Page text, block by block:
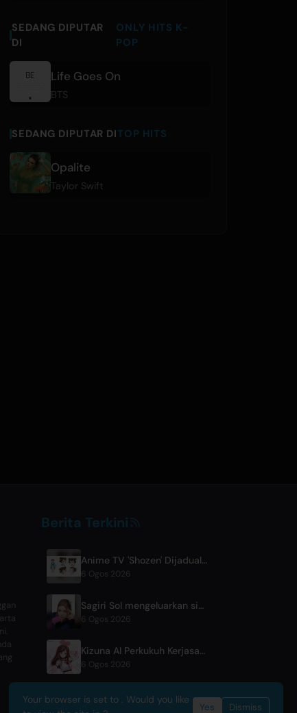
SEDANG DIPUTAR
DI
ONLY HITS K-
POP
Life Goes On
BTS
SEDANG DIPUTAR DITOP HITS
Opalite
Taylor Swift
Berita Terkini
Anime TV 'Shozen' Dijadualkan Tayang Perdana April 2027 di Fuji TV
6 Ogos 2026
Sagiri Sol mengeluarkan single baharu 'next to your love' selepas cuti sementara
6 Ogos 2026
Kizuna AI Perkukuh Kerjasama dengan Asobisystem Menjelang Jelajah Dunia Ulang Tahun ke-10
6 Ogos 2026
Your browser is set to . Would you like
Yes Dismiss